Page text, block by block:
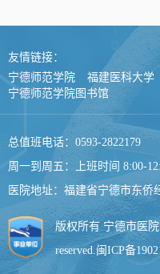
友情链接：
宁德师范学院
福建医科大学
宁德师范学院图书馆
总值班电话：0593-2822179
周一到周五：上班时间 8:00-
医院地址：福建省宁德市东侨
版权所有 宁德市医
reserved.闽ICP备